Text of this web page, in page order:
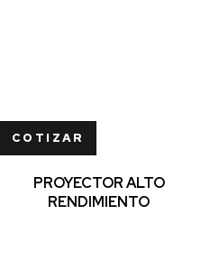
COTIZAR
PROYECTOR ALTO
RENDIMIENTO